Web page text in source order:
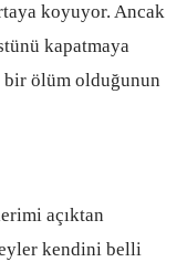
koyuyor. Ancak
kapatmaya
bir ölüm olduğunun
açıktan
kendini belli